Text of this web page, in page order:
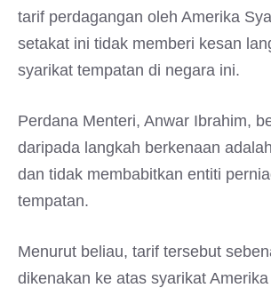
tarif perdagangan oleh Amerika
setakat ini tidak memberi kesan
syarikat tempatan di negara ini.
Perdana Menteri, Anwar Ibrahim,
daripada langkah berkenaan
dan tidak membabitkan entiti
tempatan.
Menurut beliau, tarif tersebut
dikenakan ke atas syarikat